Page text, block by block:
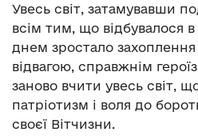
Увесь світ, затамувавши
всім тим, що відбувалося в
днем зростало
відвагою, справжнім
заново вчити увесь світ,
патріотизм і воля до
своєї Вітчизни.